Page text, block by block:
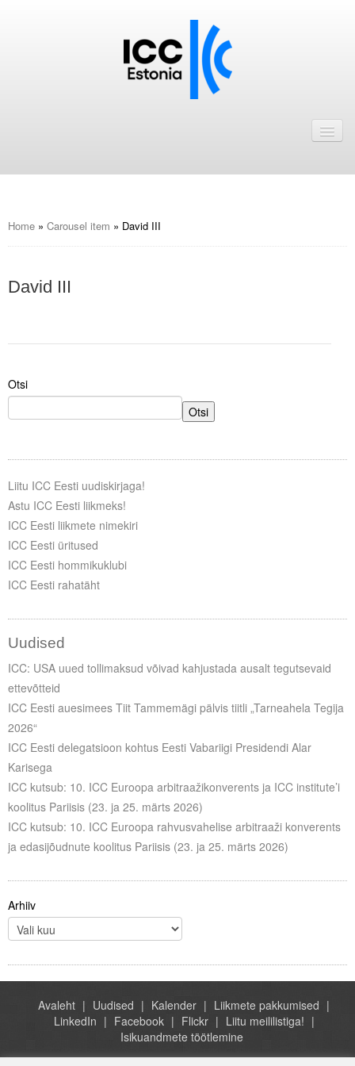
ICC Eesti liikmebaas
Astu ICC Eesti liikmeks!
Publikatsioonid
Viidad
ICC WBO
ICC komisjonid
Digiraamatukogu
Juhendid ja väljaanded
Kontakt
Liitu meililistiga
Oskusteave
Incoterms® 2020
Abimaterjalid
Projektid
Home » Carousel item » David III
David III
Otsi
Otsi
Liitu ICC Eesti uudiskirjaga!
Astu ICC Eesti liikmeks!
ICC Eesti liikmete nimekiri
ICC Eesti üritused
ICC Eesti hommikuklubi
ICC Eesti rahatäht
Uudised
ICC: USA uued tollimaksud võivad kahjustada ausalt tegutsevaid
ettevõtteid
ICC Eesti auesimees Tiit Tammemägi pälvis tiitli „Tarneahela Tegija
2026“
ICC Eesti delegatsioon kohtus Eesti Vabariigi Presidendi Alar
Karisega
ICC kutsub: 10. ICC Euroopa arbitraažikonverents ja ICC institute’i
koolitus Pariisis (23. ja 25. märts 2026)
ICC kutsub: 10. ICC Euroopa rahvusvahelise arbitraaži konverents
ja edasijõudnute koolitus Pariisis (23. ja 25. märts 2026)
Arhiiv
Avaleht Uudised Kalender
Liikmete pakkumised
LinkedIn
Facebook Flickr
Liitu meililistiga!
Isikuandmete töötlemine